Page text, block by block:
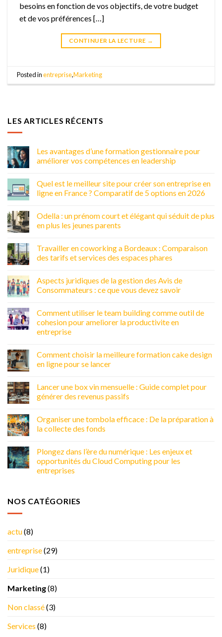
besoins en fonction de vos objectifs, de votre budget
et de vos préférences […]
CONTINUER LA LECTURE →
Posted inentreprise,Marketing
LES ARTICLES RÉCENTS
Les avantages d’une formation gestionnaire pour
améliorer vos compétences en leadership
Quel est le meilleur site pour créer son entreprise en
ligne en France ? Comparatif de 5 options en 2026
Odella : un prénom court et élégant qui séduit de plus
en plus les jeunes parents
Travailler en coworking a Bordeaux : Comparaison
des tarifs et services des espaces phares
Aspects juridiques de la gestion des Avis de
Consommateurs : ce que vous devez savoir
Comment utiliser le team building comme outil de
cohesion pour ameliorer la productivite en
entreprise
Comment choisir la meilleure formation cake design
en ligne pour se lancer
Lancer une box vin mensuelle : Guide complet pour
générer des revenus passifs
Organiser une tombola efficace : De la préparation à
la collecte des fonds
Plongez dans l’ère du numérique : Les enjeux et
opportunités du Cloud Computing pour les
entreprises
NOS CATÉGORIES
actu(8)
entreprise(29)
Juridique(1)
Marketing(8)
Non classé(3)
Services (8)